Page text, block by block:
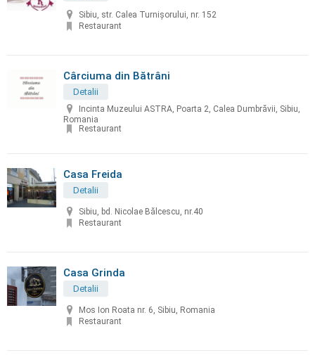
Sibiu, str. Calea Turnişorului, nr. 152
Restaurant
Cârciuma din Bătrâni
Detalii
Incinta Muzeului ASTRA, Poarta 2, Calea Dumbrăvii, Sibiu,
Romania
Restaurant
Casa Freida
Detalii
Sibiu, bd. Nicolae Bălcescu, nr.40
Restaurant
Casa Grinda
Detalii
Mos Ion Roata nr. 6, Sibiu, Romania
Restaurant